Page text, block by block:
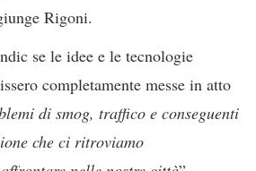
Rigoni.
se le idee e le tecnologie
completamente messe in atto
di smog, traffico e conseguenti
che ci ritroviamo